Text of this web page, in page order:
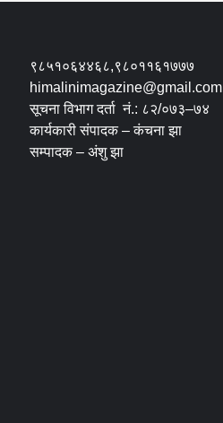
९८५१०६४४६८,९८०११६१७७७
himalinimagazine@gmail.com
सूचना विभाग दर्ता नं.: ८२/०७३–७४
कार्यकारी संपादक – कंचना झा
सम्पादक – अंशु झा